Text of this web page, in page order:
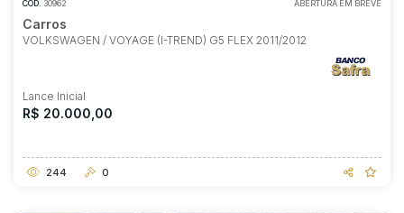
COD. 30962 ABERTURA EM BREVE
Carros
VOLKSWAGEN / VOYAGE (I-TREND) G5 FLEX 2011/2012
Lance Inicial
R$ 20.000,00
244 0